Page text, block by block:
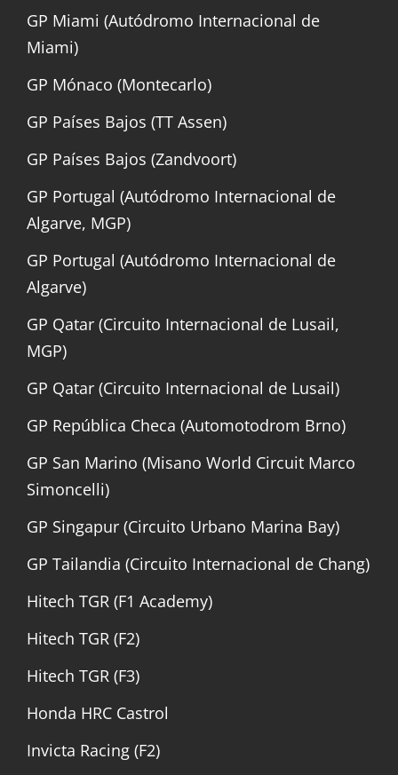
GP Miami (Autódromo Internacional de
Miami)
GP Mónaco (Montecarlo)
GP Países Bajos (TT Assen)
GP Países Bajos (Zandvoort)
GP Portugal (Autódromo Internacional de
Algarve, MGP)
GP Portugal (Autódromo Internacional de
Algarve)
GP Qatar (Circuito Internacional de Lusail,
MGP)
GP Qatar (Circuito Internacional de Lusail)
GP República Checa (Automotodrom Brno)
GP San Marino (Misano World Circuit Marco
Simoncelli)
GP Singapur (Circuito Urbano Marina Bay)
GP Tailandia (Circuito Internacional de Chang)
Hitech TGR (F1 Academy)
Hitech TGR (F2)
Hitech TGR (F3)
Honda HRC Castrol
Invicta Racing (F2)